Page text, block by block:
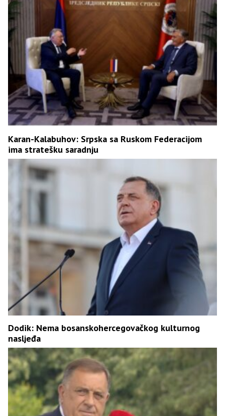
Karan-Kalabuhov: Srpska sa Ruskom Federacijom
ima stratešku saradnju
Dodik: Nema bosanskohercegovačkog kulturnog
nasljeđa